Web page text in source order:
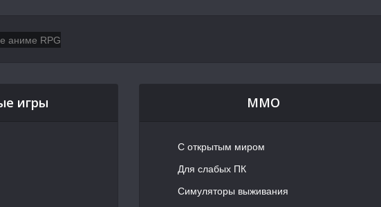
игры MMO
С открытым миром
Для слабых ПК
Симуляторы выживания